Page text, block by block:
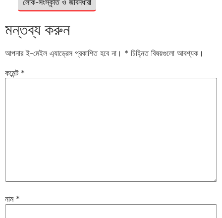
মন্তব্য করুন
আপনার ই-মেইল এ্যাড্রেস প্রকাশিত হবে না। * চিহ্নিত বিষয়গুলো আবশ্যক।
কমেন্ট *
নাম *